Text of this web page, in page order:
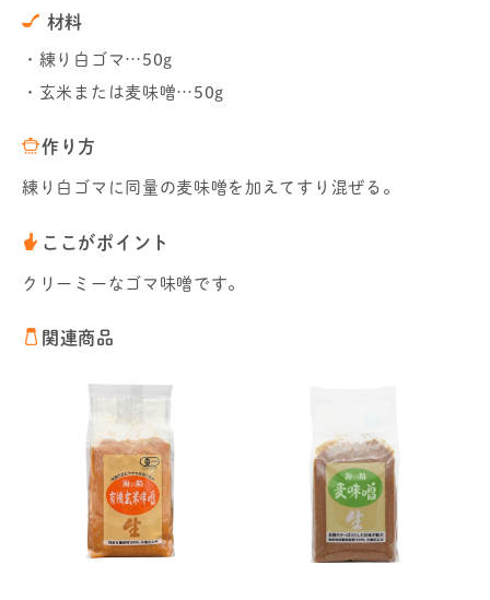
材料
・練り白ゴマ…50g
・玄米または麦味噌…50g
作り方
練り白ゴマに同量の麦味噌を加えてすり混ぜる。
ここがポイント
クリーミーなゴマ味噌です。
関連商品